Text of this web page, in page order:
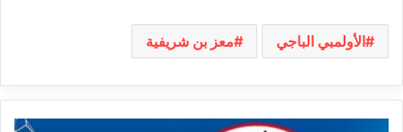
الأولمبي الباجي معز بن شريفية